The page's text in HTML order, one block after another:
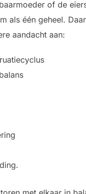
of de
als één geheel.
aandacht aan: